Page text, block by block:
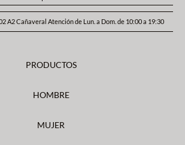
A2 Cañaveral Atención de Lun. a Dom. de 10:00 a 19:30
PRODUCTOS
HOMBRE
MUJER